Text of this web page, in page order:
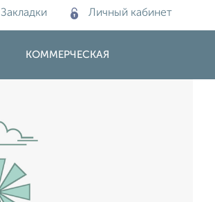
Закладки Личный кабинет
КОММЕРЧЕСКАЯ